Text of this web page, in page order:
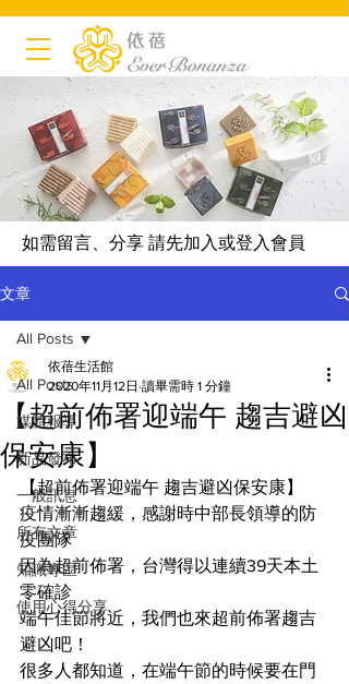
如需留言、分享 請先加入或登入會員
文章
All Posts
媒體報導
新品發布
一般訊息
所有文章
知識專區
使用心得分享
All Posts
【超前佈署迎端午 趨吉避凶
保安康】
依蓓生活館
2020年11月12日 讀畢需時 1 分鐘
【超前佈署迎端午 趨吉避凶保安康】
疫情漸漸趨緩，感謝時中部長領導的防
疫團隊
因為超前佈署，台灣得以連續39天本土
零確診
端午佳節將近，我們也來超前佈署趨吉
避凶吧！
很多人都知道，在端午節的時候要在門